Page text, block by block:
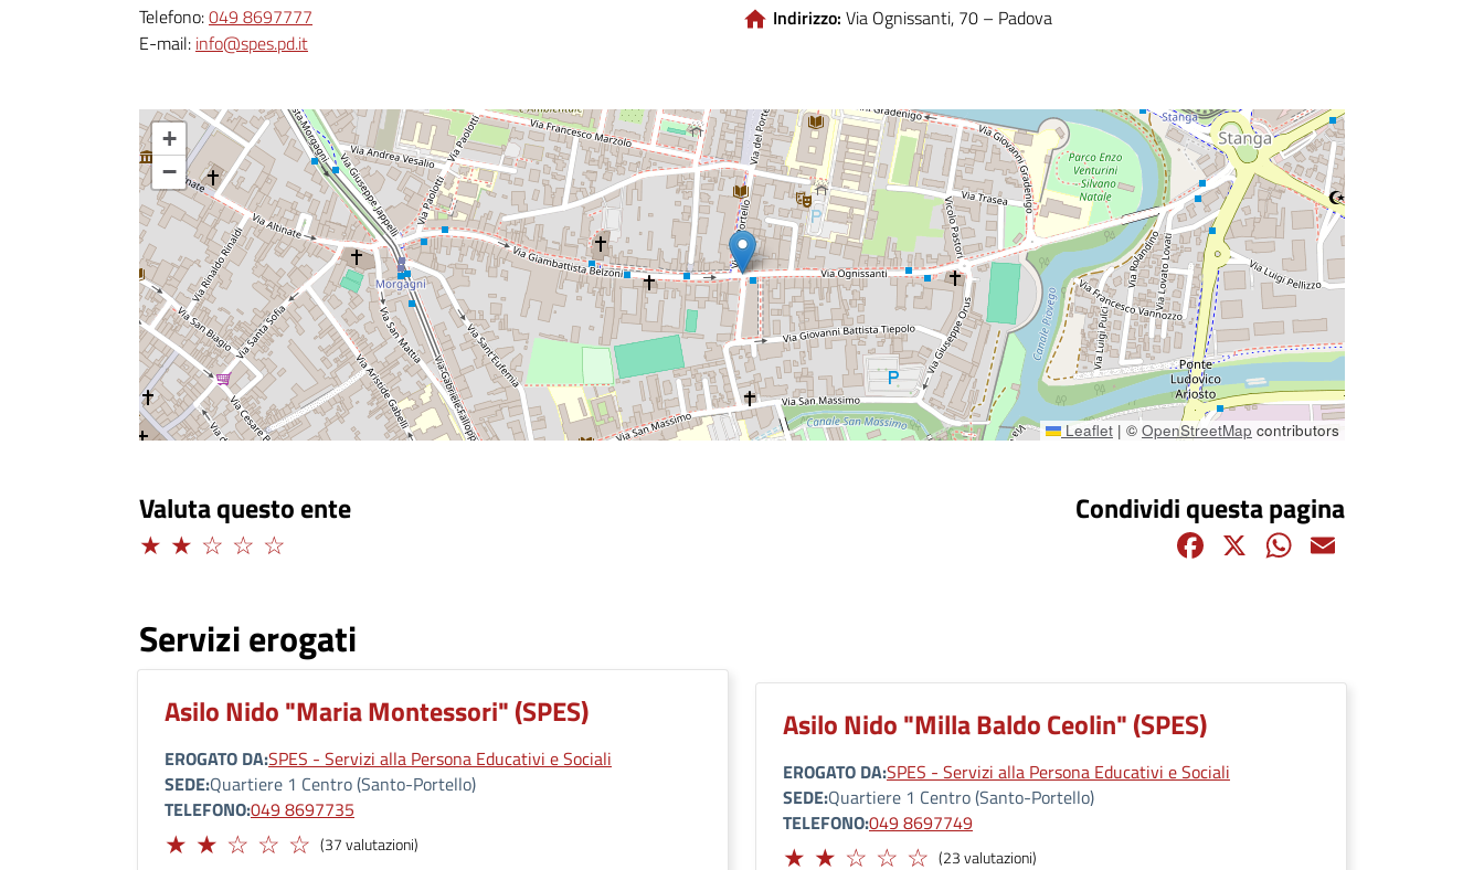
Telefono:049 8697777
E-mail: info@spes.pd.it
Indirizzo: Via Ognissanti, 70 – Padova
+
−
Leaflet | © OpenStreetMap contributors
Valuta questo ente
Limitato
Condividi questa pagina
Facebook
XWhatsApp
Servizi erogati
Asilo Nido "Maria Montessori" (SPES)
EROGATO DASPES - Servizi alla Persona Educativi e Sociali
SEDE Quartiere 1 Centro (Santo-Portello)
TELEFONO049 8697735
Limitato
(37 valutazioni)
Asilo Nido "Milla Baldo Ceolin" (SPES)
EROGATO DASPES - Servizi alla Persona Educativi e Sociali
SEDEQuartiere 1 Centro (Santo-Portello)
TELEFONO049 8697749
Limitato
(23 valutazioni)